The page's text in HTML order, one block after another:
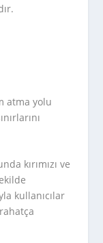
atma yolu
kırımızı ve
kullanıcılar